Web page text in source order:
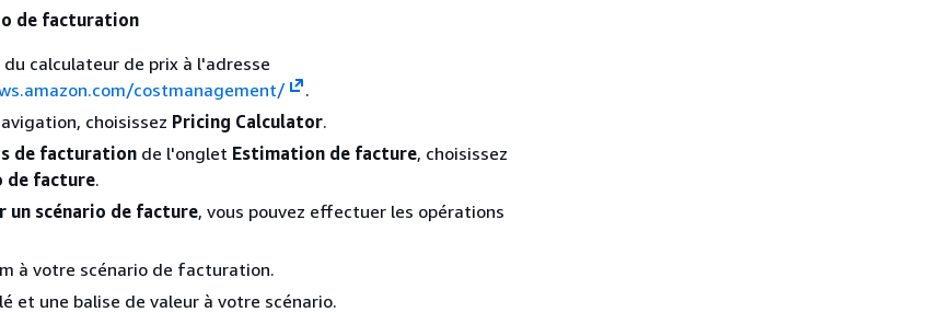
de facturation
du calculateur de prix à l'adresse
costmanagement/
.
choisissez Pricing Calculator.
de facturation de l'onglet Estimation de facture, choisissez
de facture.
un scénario de facture, vous pouvez effectuer les opérations
à votre scénario de facturation.
et une balise de valeur à votre scénario.